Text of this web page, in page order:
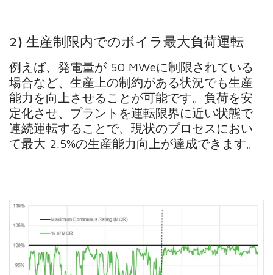
2) 生産制限内でのボイラ最大負荷運転
例えば、発電量が 50 MWeに制限されている
場合など、生産上の制約がある状況でも生産
能力を向上させることが可能です。負荷を安
定化させ、プラントを運転限界に近い状態で
連続運転することで、現状のプロセスにおい
て最大 2.5%の生産能力向上が達成できます。